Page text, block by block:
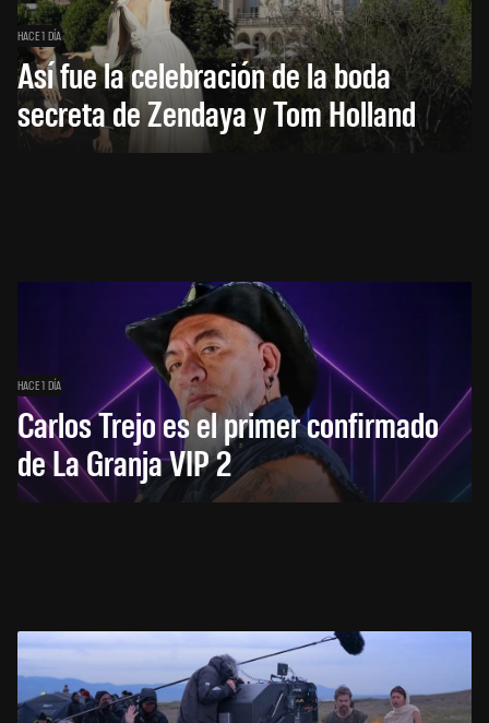
HACE 1 DÍA
Así fue la celebración de la boda
secreta de Zendaya y Tom Holland
HACE 1 DÍA
Carlos Trejo es el primer confirmado
de La Granja VIP 2